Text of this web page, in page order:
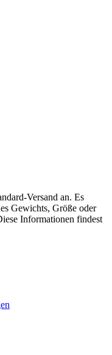
Versand an. Es
Gewichts, Größe oder
Informationen findest